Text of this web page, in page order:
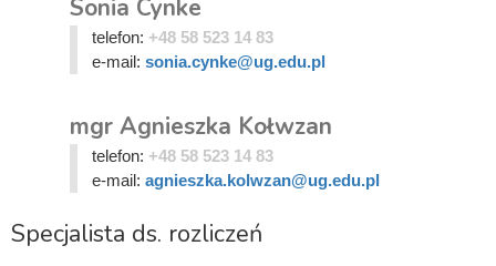
Sonia Cynke
telefon: +48 58 523 14 83
e-mail: sonia.cynke@ug.edu.pl
mgr Agnieszka Kołwzan
telefon: +48 58 523 14 83
e-mail: agnieszka.kolwzan@ug.edu.pl
Specjalista ds. rozliczeń